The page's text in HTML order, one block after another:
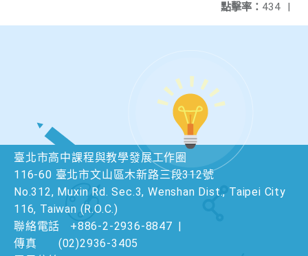
點擊率： 434
臺北市高中課程與教學發展工作圈
116-60 臺北市文山區木新路三段312號
No.312, Muxin Rd. Sec.3, Wenshan Dist., Taipei City
116, Taiwan (R.O.C.)
聯絡電話
+886-2-2936-8847
傳真
(02)2936-3405